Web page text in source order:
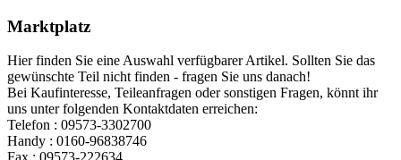
Marktplatz
Hier finden Sie eine Auswahl verfügbarer Artikel. Sollten Sie das
gewünschte Teil nicht finden - fragen Sie uns danach!
Bei Kaufinteresse, Teileanfragen oder sonstigen Fragen, könnt ihr
uns unter folgenden Kontaktdaten erreichen:
Telefon : 09573-3302700
Handy : 0160-96838746